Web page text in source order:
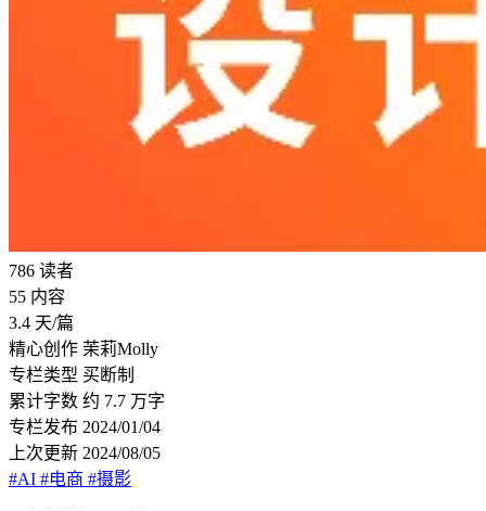
786 读者
55 内容
3.4 天/篇
精心创作 茉莉Molly
专栏类型 买断制
累计字数 约 7.7 万字
专栏发布 2024/01/04
上次更新 2024/08/05
#AI #电商 #摄影